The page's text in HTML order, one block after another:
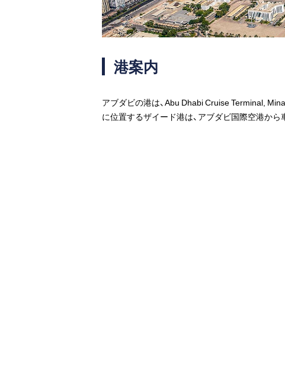
港案内
アブダビの港は、Abu Dhabi Cruise Terminal,
に位置するザイード港は、アブダビ国際空港か